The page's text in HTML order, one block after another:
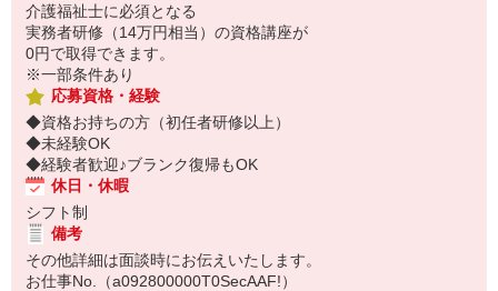
介護福祉士に必須となる
実務者研修（14万円相当）の資格講座が
0円で取得できます。
※一部条件あり
応募資格・経験
◆資格お持ちの方（初任者研修以上）
◆未経験OK
◆経験者歓迎♪ブランク復帰もOK
休日・休暇
シフト制
備考
その他詳細は面談時にお伝えいたします。
お仕事No.（a092800000T0SecAAF!）